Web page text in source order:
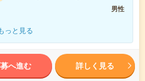
男性
っと見る
へ進む 詳しく見る